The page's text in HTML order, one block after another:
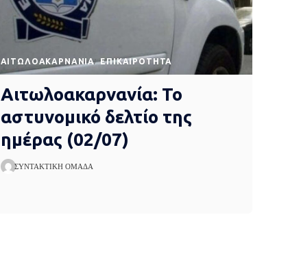
AΙΤΩΛΟΑΚΑΡΝΑΝΊΑ EΠΙΚΑΙΡΌΤΗΤΑ
Αιτωλοακαρνανία: Το
αστυνομικό δελτίο της
ημέρας (02/07)
ΣΥΝΤΑΚΤΙΚΉ ΟΜΆΔΑ